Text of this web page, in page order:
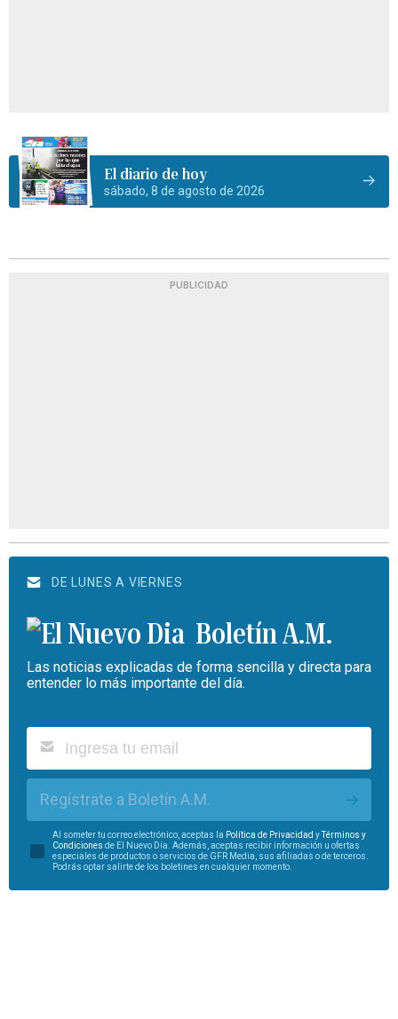
El diario de hoy
sábado, 8 de agosto de 2026
PUBLICIDAD
DE LUNES A VIERNES
Boletín A.M.
Las noticias explicadas de forma sencilla y directa para
entender lo más importante del día.
Regístrate a Boletín A.M.
Al someter tu correo electrónico, aceptas la Política de Privacidad y
Términos y
Condiciones de El Nuevo Día. Además, aceptas recibir información u ofertas
especiales de productos o servicios de GFR Media, sus afiliadas o de terceros.
Podrás optar salirte de los boletines en cualquier momento.